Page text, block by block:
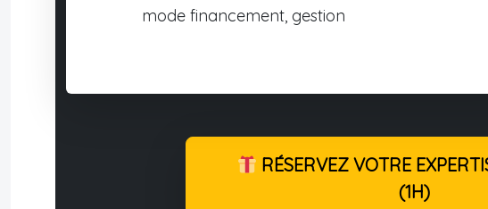
mode financement, gestion
RÉSERVEZ VOTRE
(1H)